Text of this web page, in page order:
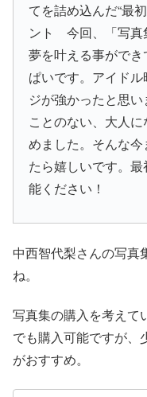
てを詰め込んだ“最
ント 今回、「写真
夢を叶える事がで
ぱいです。アイド
ジが強かったと思
ことのない、大人
めました。そんな
たら嬉しいです。
能ください！
中西智代梨さんの写真
ね。
写真集の購入を考えて
でも購入可能ですが、
がおすすめ。